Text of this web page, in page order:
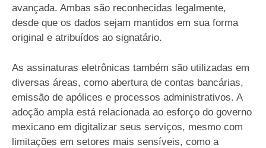
avançada. Ambas são reconhecidas legalmente,
desde que os dados sejam mantidos em sua forma
original e atribuídos ao signatário.
As assinaturas eletrônicas também são utilizadas em
diversas áreas, como abertura de contas bancárias,
emissão de apólices e processos administrativos. A
adoção ampla está relacionada ao esforço do governo
mexicano em digitalizar seus serviços, mesmo com
limitações em setores mais sensíveis, como a